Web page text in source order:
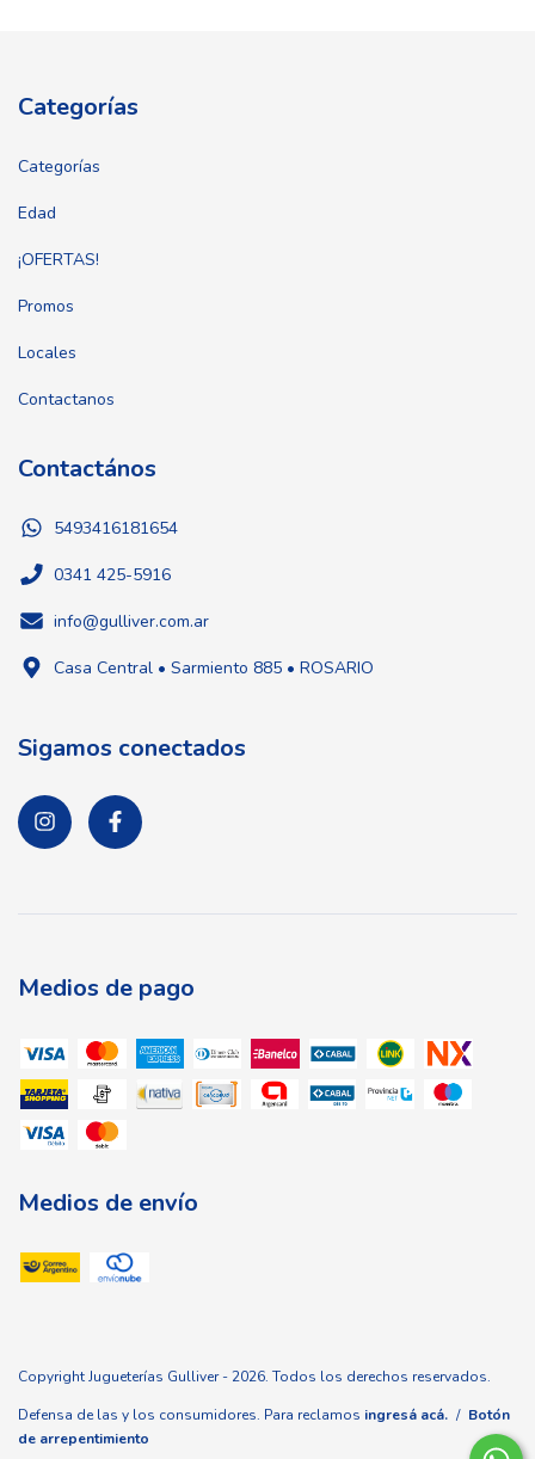
Categorías
Categorías
Edad
¡OFERTAS!
Promos
Locales
Contactanos
Contactános
5493416181654
0341 425-5916
info@gulliver.com.ar
Casa Central • Sarmiento 885 • ROSARIO
Sigamos conectados
Medios de pago
Medios de envío
Copyright Jugueterías Gulliver - 2026. Todos los derechos reservados.
Defensa de las y los consumidores. Para reclamos ingresá acá. / Botón
de arrepentimiento